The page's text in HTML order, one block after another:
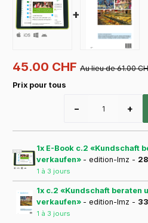
+
45.00 CHF Au lieu de 61.00
Prix pour tous
− +
1x E-Book c.2 «Kundschaft
verkaufen» - edition-lmz -
1 à 3 jours
1x c.2 «Kundschaft beraten
verkaufen» - edition-lmz -
1 à 3 jours